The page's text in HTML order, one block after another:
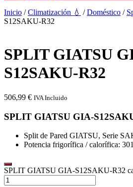
Inicio /Climatización 💧 /Doméstico /
S12SAKU-R32
SPLIT GIATSU
S12SAKU-R32
506,99 € IVA Incluido
SPLIT GIATSU GIA-
Split de Pared GIATSU, Serie
Potencia frigorífica / calorífica:
SPLIT GIATSU GIA-S12SAKU-R32